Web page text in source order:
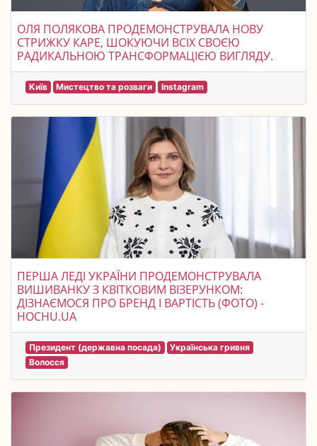
ОЛЯ ПОЛЯКОВА ПРОДЕМОНСТРУВАЛА НОВУ
СТРИЖКУ КАРЕ, ШОКУЮЧИ ВСІХ СВОЄЮ
РАДИКАЛЬНОЮ ТРАНСФОРМАЦІЄЮ ВИГЛЯДУ.
Київ Мистецтво та розваги Instagram
ПЕРША ЛЕДІ УКРАЇНИ ПРОДЕМОНСТРУВАЛА
ВИШИВАНКУ З КВІТКОВИМ ВІЗЕРУНКОМ:
ДІЗНАЄМОСЯ ПРО БРЕНД І ВАРТІСТЬ (ФОТО) -
HOCHU.UA
Президент (державна посада)
Українська гривня
Волосся